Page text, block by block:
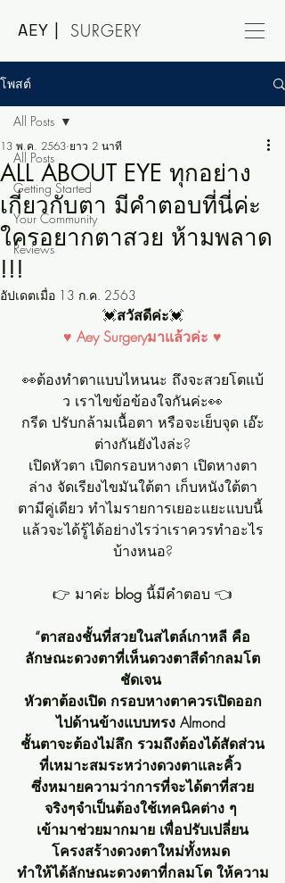
SURGERY
AEY |
โพสต์
All Posts
Getting Started
Your Community
Reviews
All Posts
ALL ABOUT EYE ทุกอย่าง
เกี่ยวกับตา มีคำตอบที่นี่ค่ะ
ใครอยากตาสวย ห้ามพลาด
!!!
13 พ.ค. 2563 ยาว 2 นาที
อัปเดตเมื่อ 13 ก.ค. 2563
💓สวัสดีค่ะ💓
♥ Aey Surgeryมาแล้วค่ะ ♥
👀ต้องทำตาแบบไหนนะ ถึงจะสวยโตแบ้
ว เราไขข้อข้องใจกันค่ะ👀
กรีด ปรับกล้ามเนื้อตา หรือจะเย็บจุด เอ๊ะ
ต่างกันยังไงล่ะ?
เปิดหัวตา เปิดกรอบหางตา เปิดหางตา
ล่าง จัดเรียงไขมันใต้ตา เก็บหนังใต้ตา
ตามีคู่เดียว ทำไมรายการเยอะแยะแบบนี้
แล้วจะได้รู้ได้อย่างไรว่าเราควรทำอะไร
บ้างหนอ?
👉 มาค่ะ blog นี้มีคำตอบ 👈
“ตาสองชั้นที่สวยในสไตล์เกาหลี คือ
ลักษณะดวงตาที่เห็นดวงตาสีดำกลมโต
ชัดเจน
หัวตาต้องเปิด กรอบหางตาควรเปิดออก
ไปด้านข้างแบบทรง Almond
ชั้นตาจะต้องไม่ลึก รวมถึงต้องได้สัดส่วน
ที่เหมาะสมระหว่างดวงตาและคิ้ว
ซึ่งหมายความว่าการที่จะได้ตาที่สวย
จริงๆจำเป็นต้องใช้เทคนิคต่าง ๆ
เข้ามาช่วยมากมาย เพื่อปรับเปลี่ยน
โครงสร้างดวงตาใหม่ทั้งหมด
ทำให้ได้ลักษณะดวงตาที่กลมโต ให้ความ